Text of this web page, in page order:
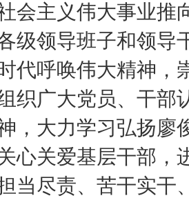
会主义伟大事业推
级领导班子和领导
代呼唤伟大精神，
织广大党员、干部
，大力学习弘扬廖
心关爱基层干部，
当尽责、苦干实干